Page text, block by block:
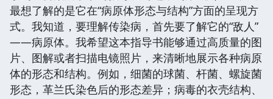
最想了解的是它在“病原体形态与结构”方面的呈现方
式。我知道，要理解传染病，首先要了解它的“敌人”
——病原体。我希望这本指导书能够通过高质量的图
片、图解或者扫描电镜照片，来清晰地展示各种病原
体的形态和结构。例如，细菌的球菌、杆菌、螺旋菌
形态，革兰氏染色后的形态差异；病毒的衣壳结构、